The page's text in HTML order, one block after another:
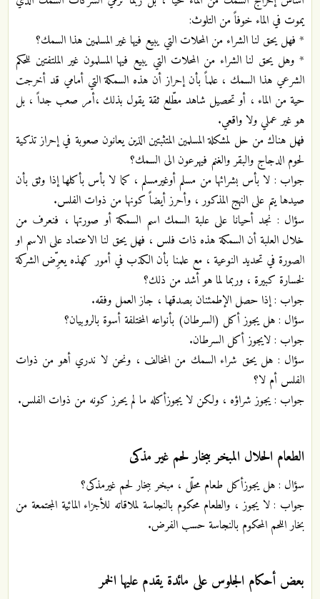
يموت في الماء خوفاً من التلوث:
* فهل يحق لنا الشراء من المحلات التي يبيع فيها غير المسلمين هذا السمك؟
* وهل يحق لنا الشراء من المحلات التي يبيع فيها المسلمون غير الملتفتين للحكم
الشرعي هذا السمك ، علماً بأن إحراز أن هذه السمكة التي أمامي قد أخرجت
حية من الماء ، أو تحصيل شاهد مطّلع ثقة يقول بذلك ،أمر صعب جداً ، بل
هو غير عملي ولا واقعي.
فهل هناك من حل لمشكلة المسلمين المتثبتين الذين يعانون صعوبة في إحراز تذكية
لحوم الدجاج والبقر والغنم فيهرعون الى السمك؟
جواب : لا بأس بشرائها من مسلم أوغيرمسلم ، كما لا بأس بأكلها إذا وثق بأن
صيدها يتم على النهج المذكور ، وأحرز أيضاً كونها من ذوات الفلس.
سؤال : نجد أحيانا على علبة السمك اسم السمكة أو صورتها ، فنعرف من
خلال العلبة أن السمكة هذه ذات فلس ، فهل يحق لنا الاعتماد على الاسم او
الصورة في تحديد النوعية ، مع علمنا بأن الكذب في أمور كهذه يعرِّض الشركة
لخسارة كبيرة ، وربما لما هو أشد من ذلك؟
جواب : إذا حصل الإطمئنان بصدقها ، جاز العمل وفقه.
سؤال : هل يجوز أكل (السرطان) بأنواعه المختلفة أسوة بالروبيان؟
جواب : لايجوز أكل السرطان.
سؤال : هل يحق شراء السمك من المخالف ، ونحن لا ندري أهو من ذوات
الفلس أم لا؟
جواب : يجوز شراؤه ، ولكن لا يجوزأكله ما لم يحرز كونه من ذوات الفلس.
الطعام الحلال المبخر ببخار لحم غير مذكى
سؤال : هل يجوزأكل طعام محلّل ، مبخر ببخار لحم غيرمذكى؟
جواب : لا يجوز ، والطعام محكوم بالنجاسة لملاقاته للأجزاء المائية المجتمعة من
بخار اللحم المحكوم بالنجاسة حسب الفرض.
بعض أحكام الجلوس على مائدة يقدم عليها الخمر